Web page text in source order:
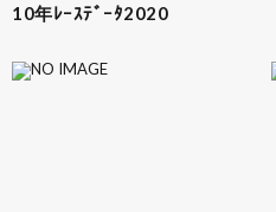
10年ﾚｰｽﾃﾞｰﾀ2020